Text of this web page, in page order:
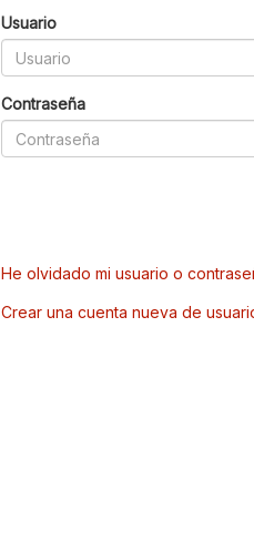
Usuario
Contraseña
He olvidado mi usuario o
Crear una cuenta nueva de